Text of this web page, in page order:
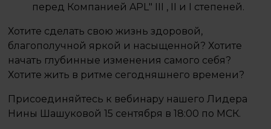
перед Компанией APL" III , II и I степеней.
Хотите сделать свою жизнь здоровой,
благополучной яркой и насыщенной? Хотите
начать глубинные изменения самого себя?
Хотите жить в ритме сегодняшнего времени?
Присоединяйтесь к вебинару нашего Лидера
Нины Шашуковой 15 сентября в 18:00 по МСК.